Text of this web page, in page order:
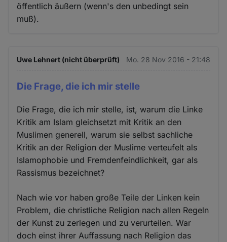
öffentlich äußern (wenn's den unbedingt sein
muß).
Uwe Lehnert (nicht überprüft) Mo. 28 Nov 2016 - 21:48
Die Frage, die ich mir stelle
Die Frage, die ich mir stelle, ist, warum die Linke
Kritik am Islam gleichsetzt mit Kritik an den
Muslimen generell, warum sie selbst sachliche
Kritik an der Religion der Muslime verteufelt als
Islamophobie und Fremdenfeindlichkeit, gar als
Rassismus bezeichnet?
Nach wie vor haben große Teile der Linken kein
Problem, die christliche Religion nach allen Regeln
der Kunst zu zerlegen und zu verurteilen. War
doch einst ihrer Auffassung nach Religion das